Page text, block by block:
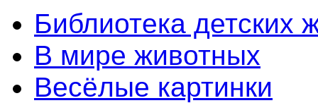
Библиотека детских
В мире животных
Весёлые картинки